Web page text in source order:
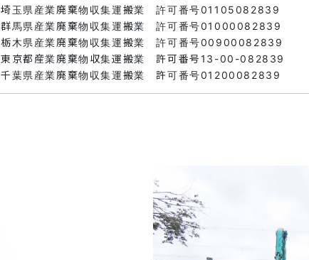
埼玉県産業廃棄物収集運搬業許可番号01105082839
群馬県産業廃棄物収集運搬業許可番号01000082839
栃木県産業廃棄物収集運搬業許可番号00900082839
東京都産業廃棄物収集運搬業許可番号13-00-082839
千葉県産業廃棄物収集運搬業許可番号01200082839